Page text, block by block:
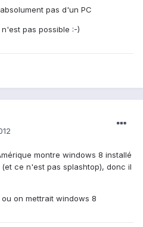
pas d'un PC
pas possible :-)
montre windows 8 installé
ce n'est pas splashtop), donc il
on mettrait windows 8